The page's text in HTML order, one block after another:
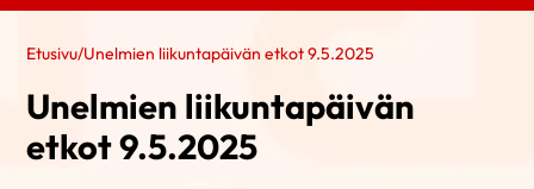
Etusivu/Unelmien liikuntapäivän etkot 9.5.2025
Unelmien liikuntapäivän
etkot 9.5.2025